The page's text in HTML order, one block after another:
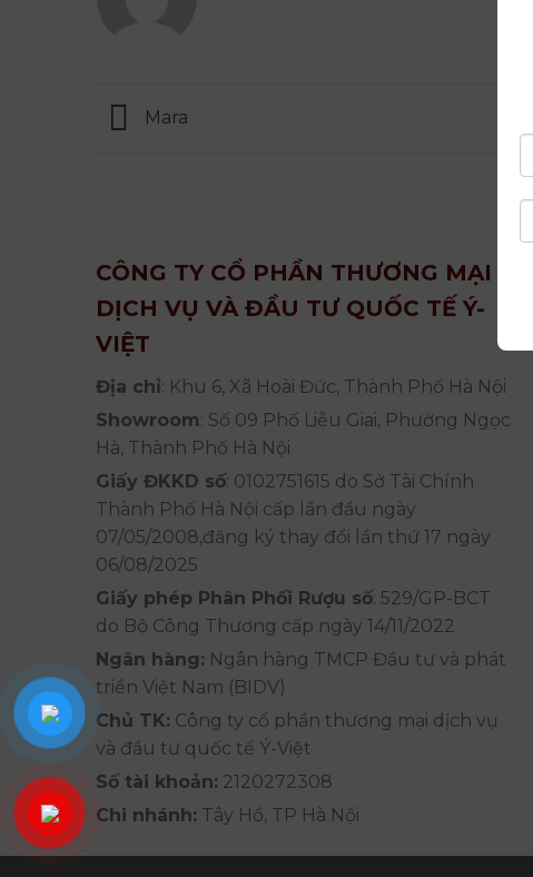
Mara
CÔNG TY CỔ PHẦN THƯƠNG MẠI
DỊCH VỤ VÀ ĐẦU TƯ QUỐC TẾ Ý-
VIỆT
Địa chỉ: Khu 6, Xã Hoài Đức, Thành Phố Hà Nội
Showroom: Số 09 Phố Liễu Giai, Phường Ngọc
Hà, Thành Phố Hà Nội
Giấy ĐKKD số: 0102751615 do Sở Tài Chính
Thành Phố Hà Nội cấp lần đầu ngày
07/05/2008,đăng ký thay đổi lần thứ 17 ngày
06/08/2025
Giấy phép Phân Phối Rượu số: 529/GP-BCT
do Bộ Công Thương cấp ngày 14/11/2022
Ngân hàng: Ngân hàng TMCP Đầu tư và phát
triển Việt Nam (BIDV)
Chủ TK: Công ty cổ phần thương mại dịch vụ
và đầu tư quốc tế Ý-Việt
Số tài khoản: 2120272308
Chi nhánh: Tây Hồ, TP Hà Nội